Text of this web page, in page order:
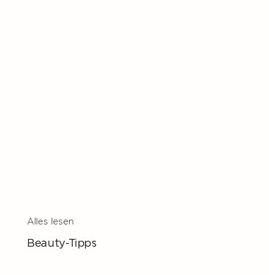
Alles lesen
Beauty-Tipps